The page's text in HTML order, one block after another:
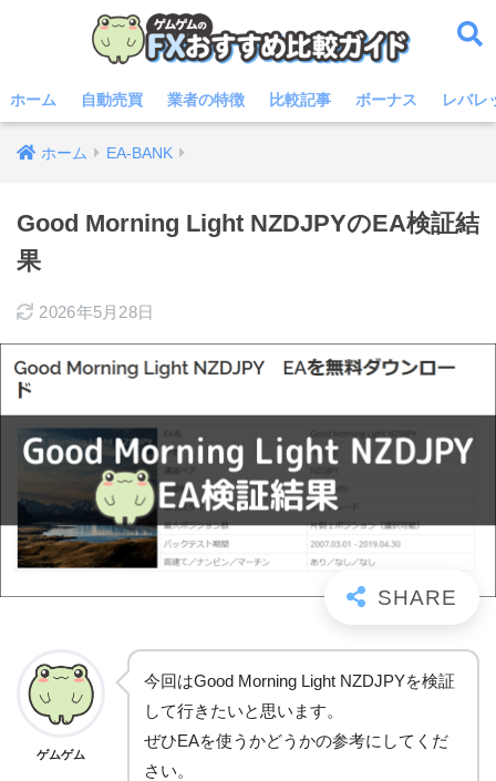
ホーム 自動売買 業者の特徴 比較記事 ボーナス レバレ
ホーム EA-BANK
Good Morning Light NZDJPYのEA検証結
果
2026年5月28日
ゲムゲム
今回はGood Morning Light NZDJPYを検証
して行きたいと思います。
ぜひEAを使うかどうかの参考にしてくだ
さい。